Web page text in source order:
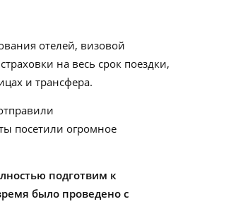
отелей, визовой
на весь срок поездки,
и трансфера.
посетили огромное
подготвим к
было проведено с